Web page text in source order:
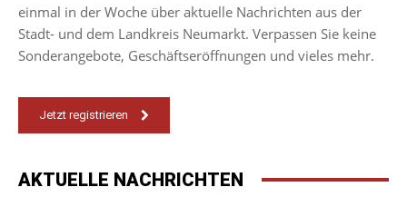
einmal in der Woche über aktuelle Nachrichten aus der
Stadt- und dem Landkreis Neumarkt. Verpassen Sie keine
Sonderangebote, Geschäftseröffnungen und vieles mehr.
Jetzt registrieren
AKTUELLE NACHRICHTEN